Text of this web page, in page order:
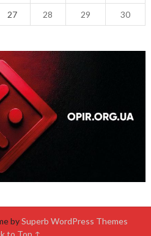
27 28 29
30
bySuperb WordPress Themes
to Top ↑